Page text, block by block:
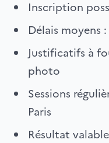
Inscription
Délais moyens
Justificatifs à
photo
Sessions
Paris
Résultat